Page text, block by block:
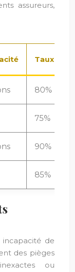
assureurs,
Taux
80%
75%
90%
85%
incapacité de
des pièges
ou